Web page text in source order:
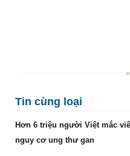
Tin cùng loại
Hơn 6 triệu người Việt mắc
nguy cơ ung thư gan